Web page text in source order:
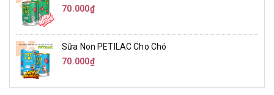
70.000₫
Sữa Non PETILAC Cho Chó
70.000₫